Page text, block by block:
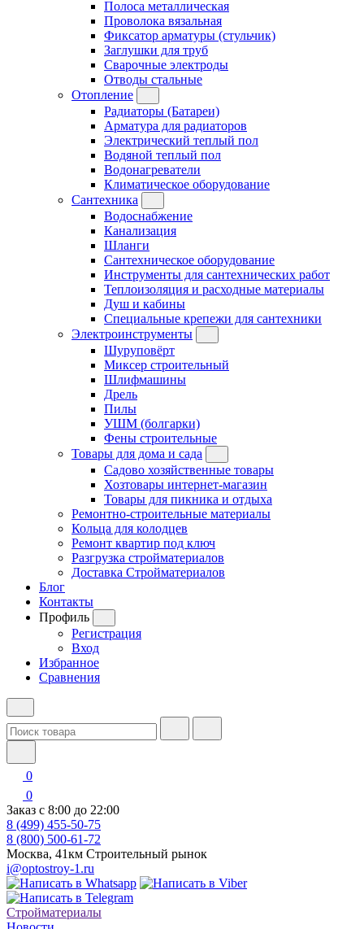
Полоса металлическая
Проволока вязальная
Фиксатор арматуры (стульчик)
Заглушки для труб
Сварочные электроды
Отводы стальные
Отопление
Радиаторы (Батареи)
Арматура для радиаторов
Электрический теплый пол
Водяной теплый пол
Водонагреватели
Климатическое оборудование
Сантехника
Водоснабжение
Канализация
Шланги
Сантехническое оборудование
Инструменты для сантехнических работ
Теплоизоляция и расходные материалы
Душ и кабины
Специальные крепежи для сантехники
Электроинструменты
Шуруповёрт
Миксер строительный
Шлифмашины
Дрель
Пилы
УШМ (болгарки)
Фены строительные
Товары для дома и сада
Садово хозяйственные товары
Хозтовары интернет-магазин
Товары для пикника и отдыха
Ремонтно-строительные материалы
Кольца для колодцев
Ремонт квартир под ключ
Разгрузка стройматериалов
Доставка Стройматериалов
Блог
Контакты
Профиль
Регистрация
Вход
Избранное
Сравнения
0
0
Заказ с 8:00 до 22:00
8 (499) 455-50-75
8 (800) 500-61-72
Москва, 41км Строительный рынок
i@optostroy-1.ru
Стройматериалы